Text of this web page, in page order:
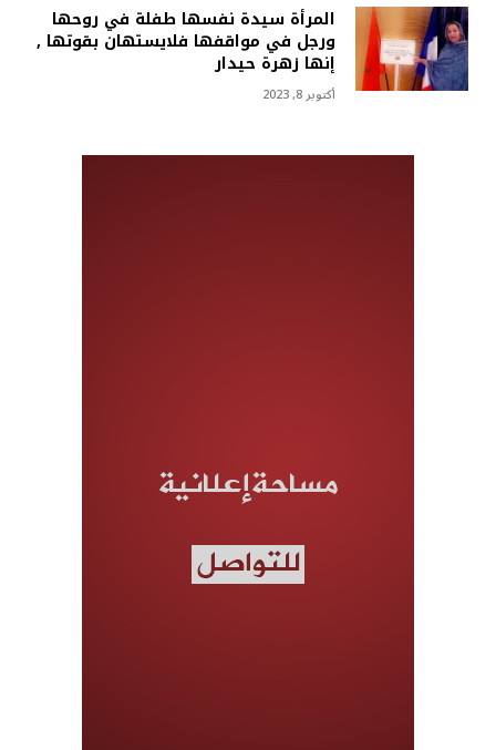
المرأة سيدة نفسها طفلة في روحها
ورجل في مواقفها فلايستهان بقوتها ,
إنها زهرة حيدار
أكتوبر 8, 2023